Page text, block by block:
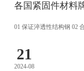
各国紧固件材料
21
2024-08